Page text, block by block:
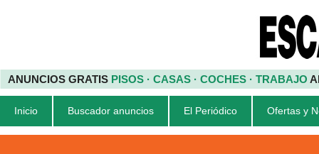
ANUNCIOS GRATIS PISOS · CASAS · COCHES · TRABAJO
Inicio Buscador anuncios El Periódico Ofertas y